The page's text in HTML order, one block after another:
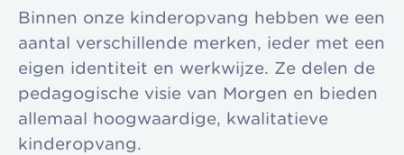
Binnen onze kinderopvang hebben we een
aantal verschillende merken, ieder met een
eigen identiteit en werkwijze. Ze delen de
pedagogische visie van Morgen en bieden
allemaal hoogwaardige, kwalitatieve
kinderopvang.